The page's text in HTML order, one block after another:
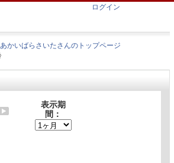
ログイン
あかいばらさいたさんのトップページ
表示期
間：